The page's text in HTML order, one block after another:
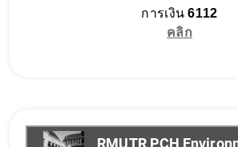
การเงิน6112
คลิก